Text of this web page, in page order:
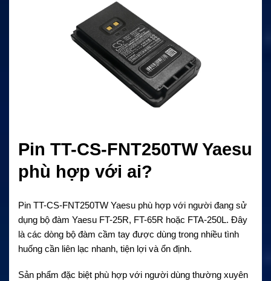
Pin TT-CS-FNT250TW Yaesu
phù hợp với ai?
Pin TT-CS-FNT250TW Yaesu phù hợp với người đang sử
dụng bộ đàm Yaesu FT-25R, FT-65R hoặc FTA-250L. Đây
là các dòng bộ đàm cầm tay được dùng trong nhiều tình
huống cần liên lạc nhanh, tiện lợi và ổn định.
Sản phẩm đặc biệt phù hợp với người dùng thường xuyên